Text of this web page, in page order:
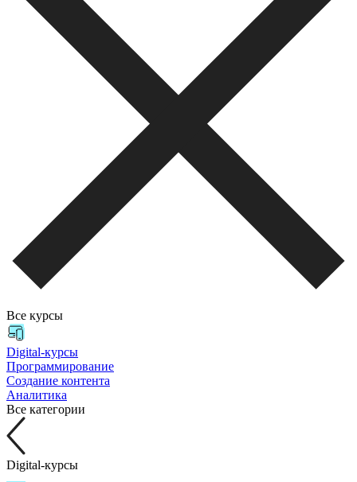
Все курсы
Digital-курсы
Программирование
Создание контента
Аналитика
Все категории
Digital-курсы